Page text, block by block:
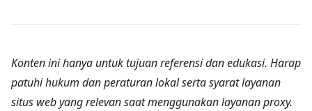
Konten ini hanya untuk tujuan referensi dan edukasi. Harap
patuhi hukum dan peraturan lokal serta syarat layanan
situs web yang relevan saat menggunakan layanan proxy.